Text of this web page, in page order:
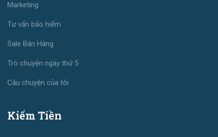
Marketing
Tư vấn bảo hiểm
Sale Bán Hàng
Trò chuyện ngày thứ 5
Câu chuyện của tôi
Kiếm Tiền